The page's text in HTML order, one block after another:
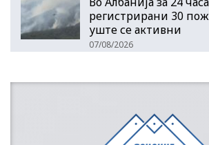
регистрирани 30
уште се активни
07/08/2026